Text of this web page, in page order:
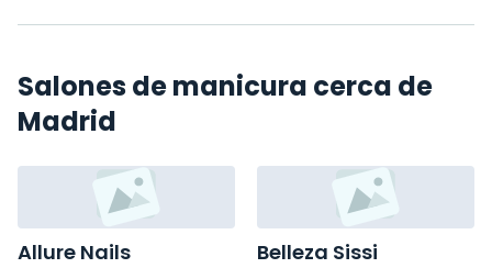
Salones de manicura cerca de
Madrid
Allure Nails Belleza Sissi